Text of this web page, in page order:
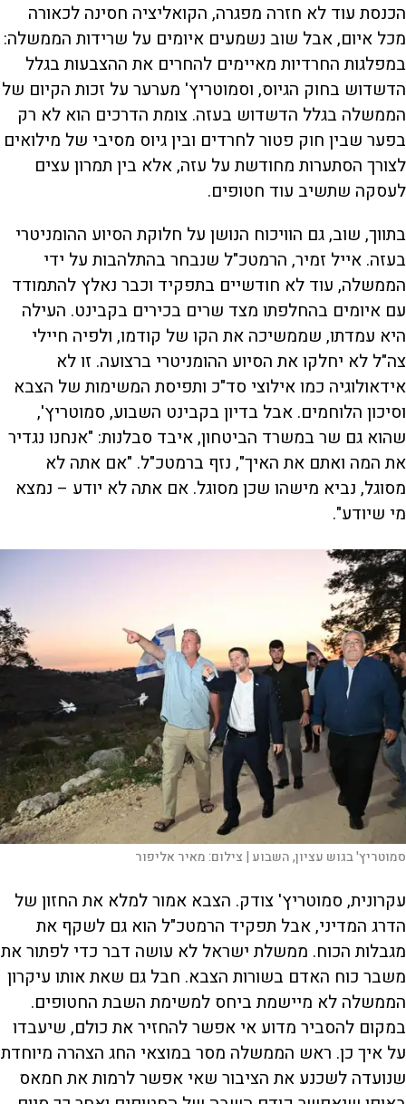
הכנסת עוד לא חזרה מפגרה, הקואליציה חסינה לכאורה
מכל איום, אבל שוב נשמעים איומים על שרידות הממשלה:
במפלגות החרדיות מאיימים להחרים את ההצבעות בגלל
הדשדוש בחוק הגיוס, וסמוטריץ' מערער על זכות הקיום של
הממשלה בגלל הדשדוש בעזה. צומת הדרכים הוא לא רק
בפער שבין חוק פטור לחרדים ובין גיוס מסיבי של מילואים
לצורך הסתערות מחודשת על עזה, אלא בין תמרון עצים
לעסקה שתשיב עוד חטופים.
בתווך, שוב, גם הוויכוח הנושן על חלוקת הסיוע ההומניטרי
בעזה. אייל זמיר, הרמטכ"ל שנבחר בהתלהבות על ידי
הממשלה, עוד לא חודשיים בתפקיד וכבר נאלץ להתמודד
עם איומים בהחלפתו מצד שרים בכירים בקבינט. העילה
היא עמדתו, שממשיכה את הקו של קודמו, ולפיה חיילי
צה"ל לא יחלקו את הסיוע ההומניטרי ברצועה. זו לא
אידאולוגיה כמו אילוצי סד"כ ותפיסת המשימות של הצבא
וסיכון הלוחמים. אבל בדיון בקבינט השבוע, סמוטריץ',
שהוא גם שר במשרד הביטחון, איבד סבלנות: "אנחנו נגדיר
את המה ואתם את האיך", נזף ברמטכ"ל. "אם אתה לא
מסוגל, נביא מישהו שכן מסוגל. אם אתה לא יודע – נמצא
מי שיודע".
סמוטריץ' בגוש עציון, השבוע | צילום:מאיר אליפור
עקרונית, סמוטריץ' צודק. הצבא אמור למלא את החזון של
הדרג המדיני, אבל תפקיד הרמטכ"ל הוא גם לשקף את
מגבלות הכוח. ממשלת ישראל לא עושה דבר כדי לפתור את
משבר כוח האדם בשורות הצבא. חבל גם שאת אותו עיקרון
הממשלה לא מיישמת ביחס למשימת השבת החטופים.
במקום להסביר מדוע אי אפשר להחזיר את כולם, שיעבדו
על איך כן. ראש הממשלה מסר במוצאי החג הצהרה מיוחדת
שנועדה לשכנע את הציבור שאי אפשר לרמות את חמאס